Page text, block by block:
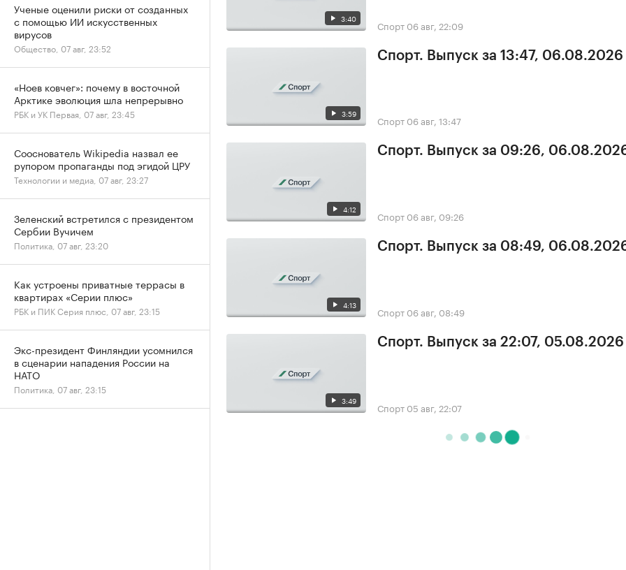
3:40 Спорт 06 авг, 22:09
3:59
Спорт. Выпуск за 13:47, 06.08.2026
Спорт 06 авг, 13:47
4:12
Спорт. Выпуск за 09:26,
Спорт 06 авг, 09:26
4:13
Спорт. Выпуск за 08:49,
Спорт 06 авг, 08:49
3:49
Спорт. Выпуск за 22:07, 05.08.2026
Спорт 05 авг, 22:07
Ученые оценили риски от созданных
с помощью ИИ искусственных
вирусов
Общество, 07 авг, 23:52
«Ноев ковчег»: почему в восточной
Арктике эволюция шла непрерывно
РБК и УК Первая, 07 авг, 23:45
Сооснователь Wikipedia назвал ее
рупором пропаганды под эгидой ЦРУ
Технологии и медиа, 07 авг, 23:27
Зеленский встретился с президентом
Сербии Вучичем
Политика, 07 авг, 23:20
Как устроены приватные террасы в
квартирах «Серии плюс»
РБК и ПИК Серия плюс, 07 авг, 23:15
Экс-президент Финляндии усомнился
в сценарии нападения России на
НАТО
Политика, 07 авг, 23:15